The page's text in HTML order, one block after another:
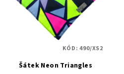
Šátek Neon Triangles
KÓD:490/XS2